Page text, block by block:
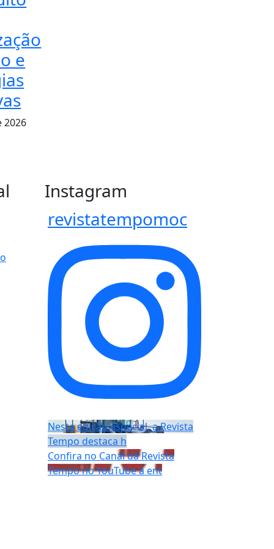
e
2026
Instagram
revistatempomoc
Nesta edição especial, a Revista
Tempo destaca h
Confira no Canal da Revista
Tempo no YouTube a ent